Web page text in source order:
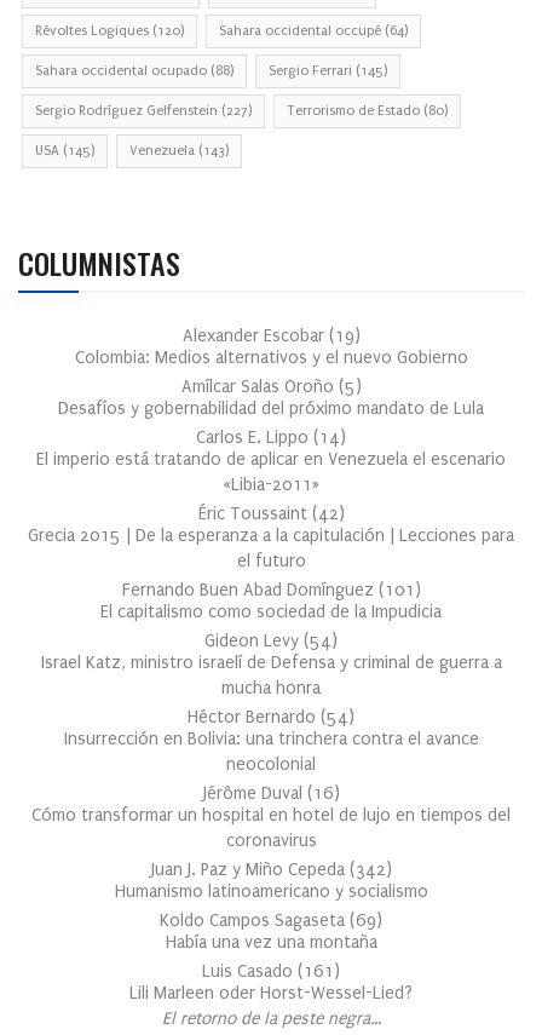
Révoltes Logiques (120) Sahara occidental occupé (64)
Sahara occidental ocupado (88) Sergio Ferrari (145)
Sergio Rodríguez Gelfenstein (227) Terrorismo de Estado (80)
USA (145) Venezuela (143)
COLUMNISTAS
Alexander Escobar (19)
Colombia: Medios alternativos y el nuevo Gobierno
Amílcar Salas Oroño (5)
Desafíos y gobernabilidad del próximo mandato de Lula
Carlos E. Lippo (14)
El imperio está tratando de aplicar en Venezuela el escenario
«Libia-2011»
Éric Toussaint (42)
Grecia 2015 | De la esperanza a la capitulación | Lecciones para
el futuro
Fernando Buen Abad Domínguez (101 )
El capitalismo como sociedad de la Impudicia
Gideon Levy (54)
Israel Katz, ministro israelí de Defensa y criminal de guerra a
mucha honra
Héctor Bernardo (54)
Insurrección en Bolivia: una trinchera contra el avance
neocolonial
Jérôme Duval (16)
Cómo transformar un hospital en hotel de lujo en tiempos del
coronavirus
Juan J. Paz y Miño Cepeda (342)
Humanismo latinoamericano y socialismo
Koldo Campos Sagaseta (69)
Había una vez una montaña
Luis Casado (161 )
Lili Marleen oder Horst-Wessel-Lied?
El retorno de la peste negra…